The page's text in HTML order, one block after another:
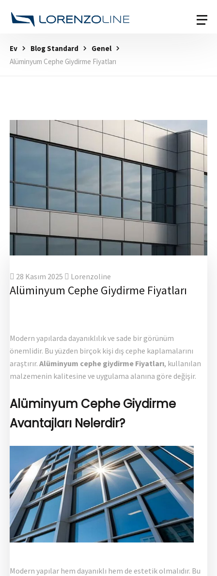
Ev Blog Standard
Genel
Alüminyum Cephe Giydirme Fiyatları
28 Kasım 2025 Lorenzoline
Alüminyum Cephe Giydirme Fiyatları
Modern yapılarda dayanıklılık ve sade bir görünüm
önemlidir. Bu yüzden birçok kişi dış cephe kaplamalarını
araştırır. Alüminyum cephe giydirme Fiyatları, kullanılan
malzemenin kalitesine ve uygulama alanına göre değişir.
Alüminyum Cephe Giydirme
Avantajları Nelerdir?
Modern yapılar hem dayanıklı hem de estetik olmalıdır. Bu